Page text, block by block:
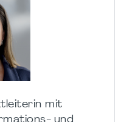
mit
und